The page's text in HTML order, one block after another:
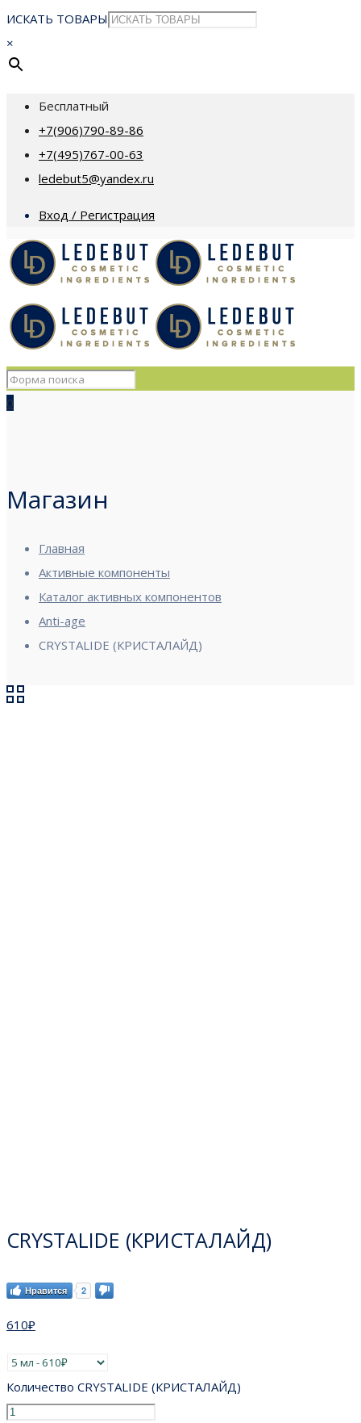
ИСКАТЬ ТОВАРЫ
×
Бесплатный
+7(906)790-89-86
+7(495)767-00-63
ledebut5@yandex.ru
Вход / Регистрация
0
Магазин
Главная
Активные компоненты
Каталог активных компонентов
Anti-age
CRYSTALIDE (КРИСТАЛАЙД)
CRYSTALIDE (КРИСТАЛАЙД)
Нравится 2
610₽
Количество CRYSTALIDE (КРИСТАЛАЙД)